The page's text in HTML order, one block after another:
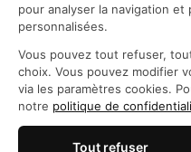
Coordonnées
Questions fréquemment
pour analyser la navigation
personnalisées.
Vous pouvez tout refuser,
choix. Vous pouvez modifier
via les paramètres cookies.
notre politique de
Tout refuser